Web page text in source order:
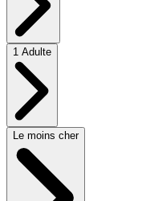
1 Adulte
Le moins cher